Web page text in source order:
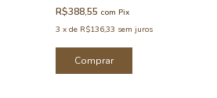
R$388,55 com Pix
3 x de R$136,33 sem juros
Comprar